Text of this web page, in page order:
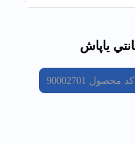
کد محصول 90002701